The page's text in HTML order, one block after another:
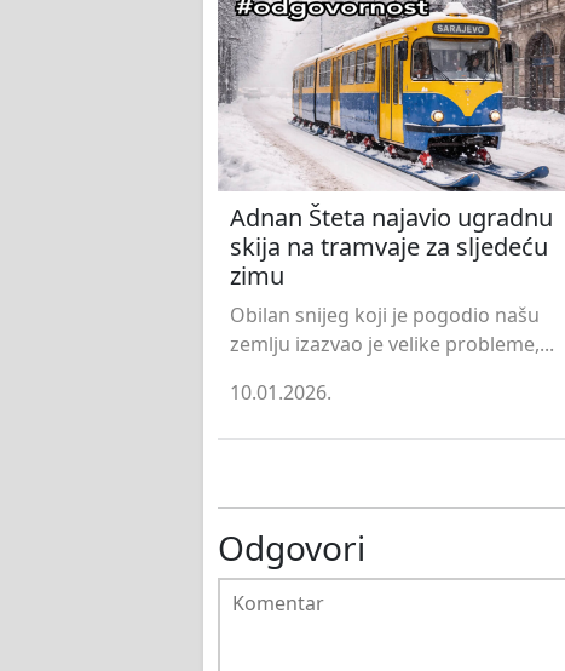
Adnan Šteta najavio ugradnu
skija na tramvaje za sljedeću
zimu
Obilan snijeg koji je pogodio našu
zemlju izazvao je velike probleme,...
10.01.2026.
Odgovori